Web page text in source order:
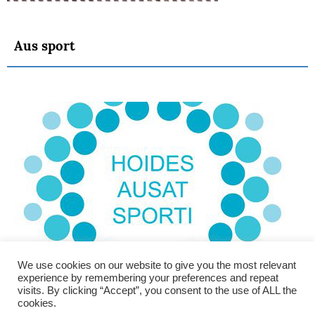
Aus sport
We use cookies on our website to give you the most relevant
experience by remembering your preferences and repeat
visits. By clicking “Accept”, you consent to the use of ALL the
cookies.